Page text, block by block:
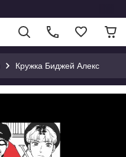
Кружка Биджей Алекс